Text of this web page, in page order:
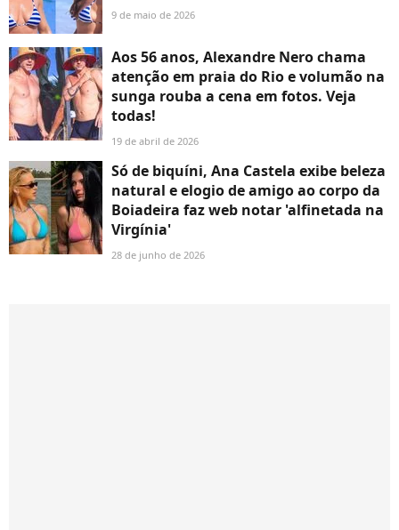
9 de maio de 2026
Aos 56 anos, Alexandre Nero chama
atenção em praia do Rio e volumão na
sunga rouba a cena em fotos. Veja
todas!
19 de abril de 2026
Só de biquíni, Ana Castela exibe beleza
natural e elogio de amigo ao corpo da
Boiadeira faz web notar 'alfinetada na
Virgínia'
28 de junho de 2026